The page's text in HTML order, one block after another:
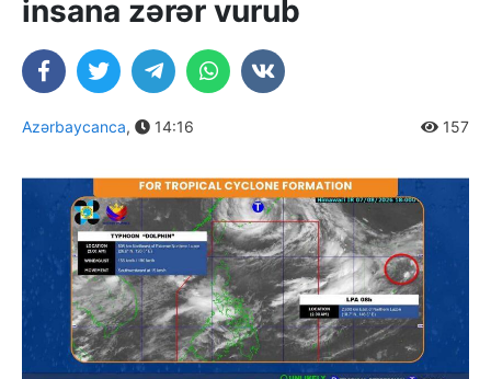
insana zərər vurub
Azərbaycanca, 14:16 157